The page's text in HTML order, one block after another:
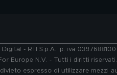
- RTI S.p.A.: p. iva
Europe N.V. - Tutti i diritti
espresso di utilizzare mezzi